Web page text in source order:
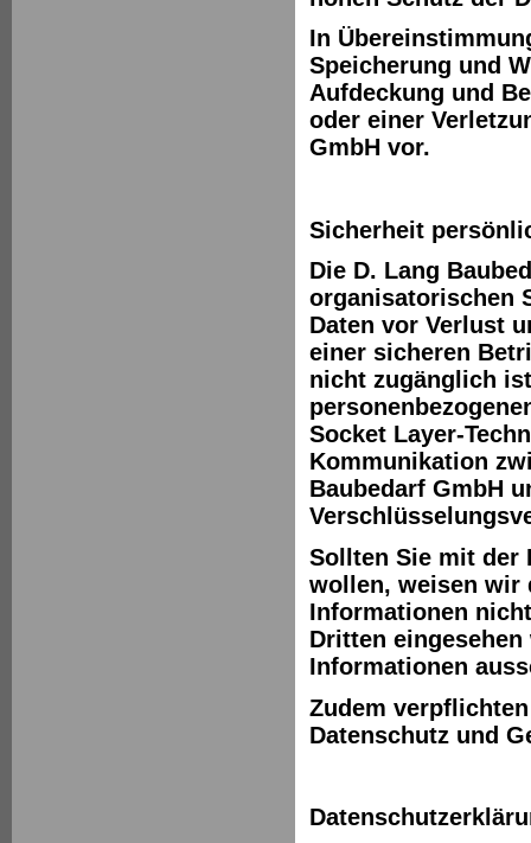
In
Speicherung und
Aufdeckung und
oder einer
GmbH vor.
Sicherheit
Die D. Lang
organisatorischen
Daten vor Verlust
einer sicheren
nicht zugänglich
Socket Layer-
Kommunikation
Baubedarf GmbH
Sollten Sie mit der
wollen, weisen wir
Informationen
Dritten
Informationen
Zudem
Datenschutz und